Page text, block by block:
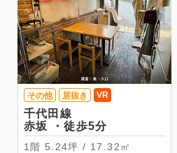
その他 居抜き VR
千代田線
赤坂 ・徒歩5分
1階 5.24坪 / 17.32㎡